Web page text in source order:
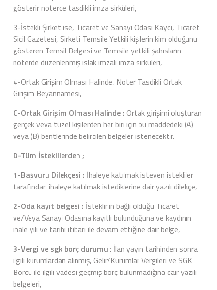
gösterir noterce tasdikli imza sirküleri,
3-İstekli Şirket ise, Ticaret ve Sanayi Odası Kaydı, Ticaret
Sicil Gazetesi, Şirketi Temsile Yetkili kişilerin kim olduğunu
gösteren Temsil Belgesi ve Temsile yetkili şahısların
noterde düzenlenmiş ıslak imzalı imza sirküleri,
4-Ortak Girişim Olması Halinde, Noter Tasdikli Ortak
Girişim Beyannamesi,
C-Ortak Girişim Olması Halinde : Ortak girişimi oluşturan
gerçek veya tüzel kişilerden her biri için bu maddedeki (A)
veya (B) bentlerinde belirtilen belgeler istenecektir.
D-Tüm İsteklilerden ;
1-Başvuru Dilekçesi : İhaleye katılmak isteyen istekliler
tarafından ihaleye katılmak istediklerine dair yazılı dilekçe,
2-Oda kayıt belgesi : İsteklinin bağlı olduğu Ticaret
ve/Veya Sanayi Odasına kayıtlı bulunduğuna ve kaydının
ihale yılı ve tarihi itibari ile devam ettiğine dair belge,
3-Vergi ve sgk borç durumu : İlan yayın tarihinden sonra
ilgili kurumlardan alınmış, Gelir/Kurumlar Vergileri ve SGK
Borcu ile ilgili vadesi geçmiş borç bulunmadığına dair yazılı
belgeleri,